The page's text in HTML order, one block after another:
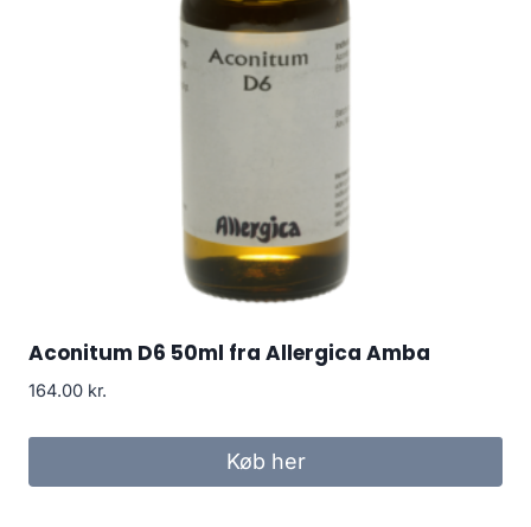
Aconitum D6 50ml fra Allergica Amba
164.00 kr.
Køb her